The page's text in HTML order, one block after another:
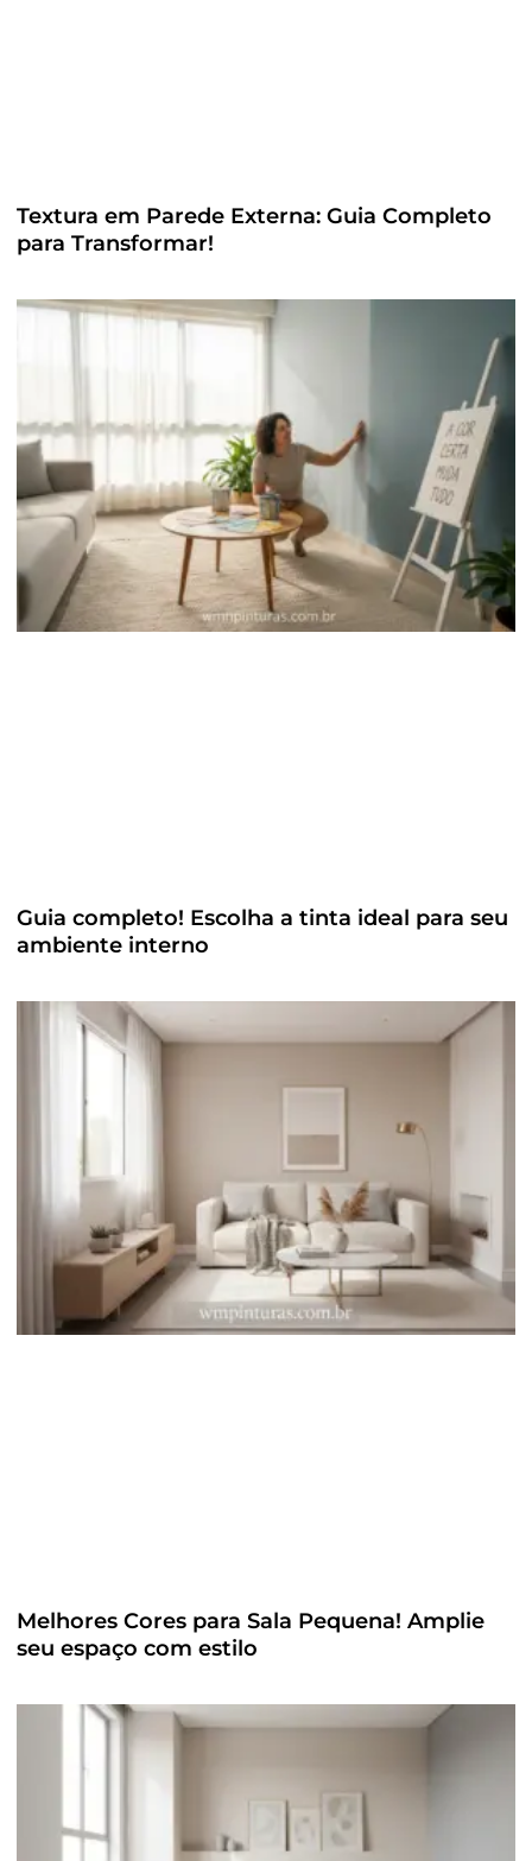
Textura em Parede Externa: Guia Completo
para Transformar!
Guia completo! Escolha a tinta ideal para seu
ambiente interno
Melhores Cores para Sala Pequena! Amplie
seu espaço com estilo